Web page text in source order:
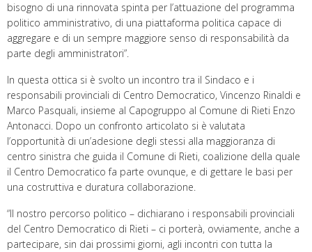
bisogno di una rinnovata spinta per l’attuazione del programma
politico amministrativo, di una piattaforma politica capace di
aggregare e di un sempre maggiore senso di responsabilità da
parte degli amministratori”.
In questa ottica si è svolto un incontro tra il Sindaco e i
responsabili provinciali di Centro Democratico, Vincenzo Rinaldi e
Marco Pasquali, insieme al Capogruppo al Comune di Rieti Enzo
Antonacci. Dopo un confronto articolato si è valutata
l’opportunità di un’adesione degli stessi alla maggioranza di
centro sinistra che guida il Comune di Rieti, coalizione della quale
il Centro Democratico fa parte ovunque, e di gettare le basi per
una costruttiva e duratura collaborazione.
“Il nostro percorso politico – dichiarano i responsabili provinciali
del Centro Democratico di Rieti – ci porterà, ovviamente, anche a
partecipare, sin dai prossimi giorni, agli incontri con tutta la